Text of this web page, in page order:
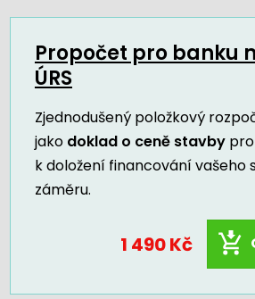
Propočet pro banku
ÚRS
Zjednodušený položkový
jako doklad o ceně stavbypro
k doložení financování vašeho
záměru.
1 490 Kč